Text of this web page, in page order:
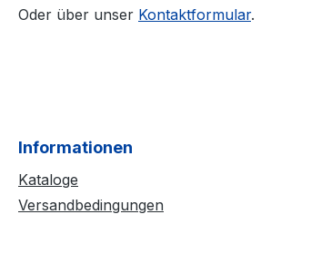
Oder über unser Kontaktformular.
Informationen
Kataloge
Versandbedingungen